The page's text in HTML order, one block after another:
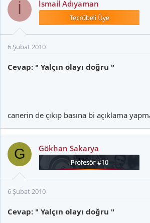
İ İsmail Adıyaman
6 Şubat 2010
Cevap: " Yalçın olayı doğru "
canerin de çıkıp basına bi açıklama
G Gökhan Sakarya
6 Şubat 2010
Cevap: " Yalçın olayı doğru "